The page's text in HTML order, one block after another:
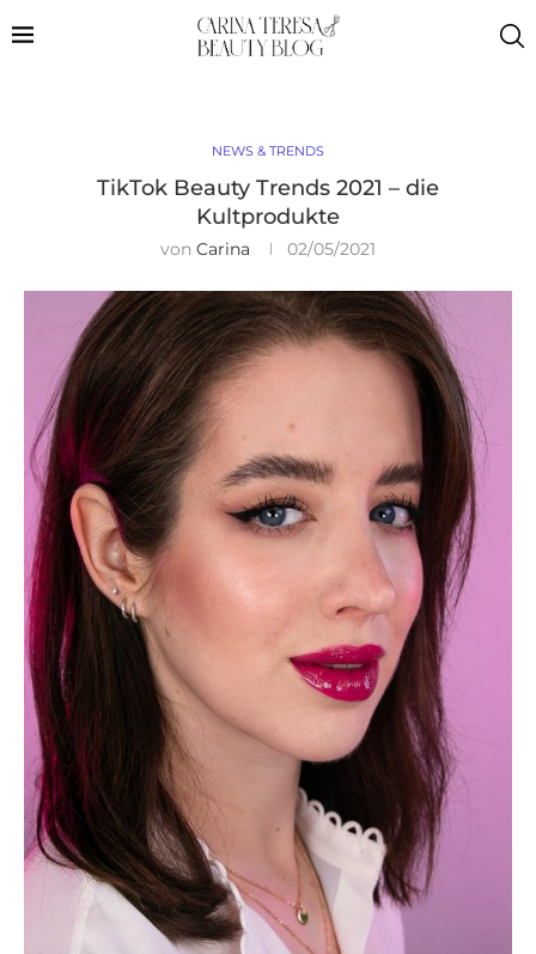
NEWS & TRENDS
TikTok Beauty Trends 2021 – die
Kultprodukte
von Carina 02/05/2021